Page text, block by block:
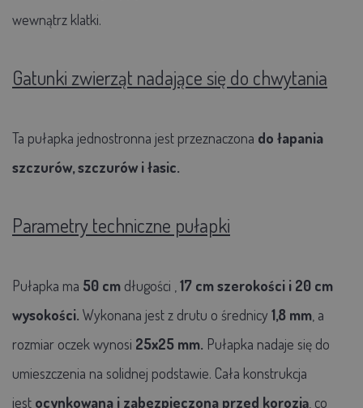
wewnątrz klatki.
Gatunki zwierząt nadające się do chwytania
Ta pułapka jednostronna jest przeznaczona do łapania
szczurów, szczurów i łasic.
Parametry techniczne pułapki
Pułapka ma 50 cm długości , 17 cm szerokości i 20 cm
wysokości. Wykonana jest z drutu o średnicy 1,8 mm , a
rozmiar oczek wynosi 25x25 mm. Pułapka nadaje się do
umieszczenia na solidnej podstawie. Cała konstrukcja
jest ocynkowana i zabezpieczona przed korozją , co